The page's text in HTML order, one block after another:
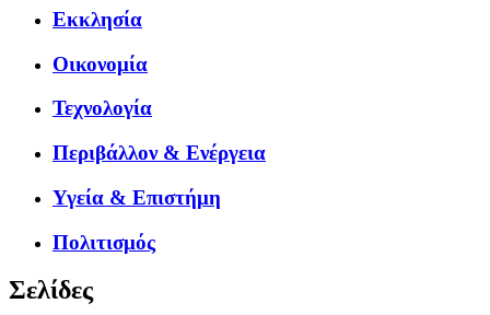
Εκκλησία
Οικονομία
Τεχνολογία
Περιβάλλον & Ενέργεια
Υγεία & Επιστήμη
Πολιτισμός
Σελίδες